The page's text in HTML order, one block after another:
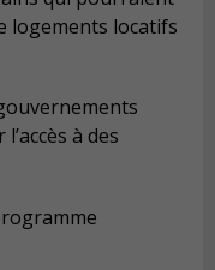
logements locatifs
à des